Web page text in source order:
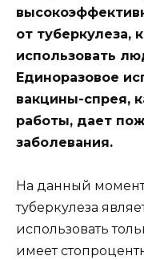
от туберкулеза,
использовать
Единоразовое
вакцины-спрея,
работы, дает
заболевания.
На данный
туберкулеза
использовать
имеет